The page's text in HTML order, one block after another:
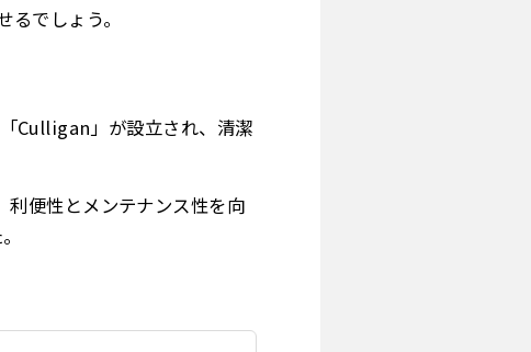
でしょう。
」が設立され、清潔
利便性とメンテナンス性を向